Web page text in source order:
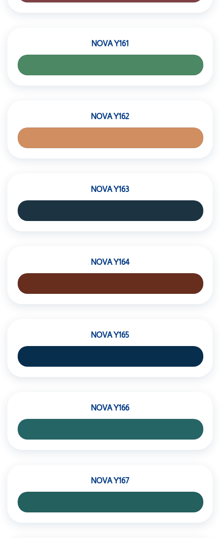
NOVA Y161
NOVA Y162
NOVA Y163
NOVA Y164
NOVA Y165
NOVA Y166
NOVA Y167